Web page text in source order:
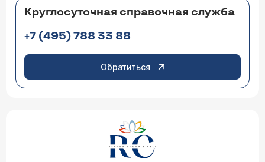
Круглосуточная справочная служба
+7 (495) 788 33 88
Обратиться